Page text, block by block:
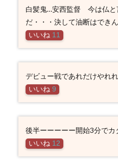
白髪鬼…安西監督 今は仏と
だ・・・決して油断はでき
いいね 11
デビュー戦であれだけやれ
いいね 9
後半ーーーーー開始3分でカ
いいね 12